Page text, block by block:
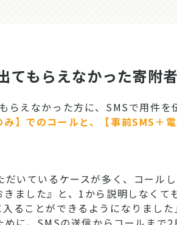
てもらえなかった寄附
らえなかった方に、SMSで用件
み】でのコールと、【事前SMS＋
いているケースが多く、コール
ました』と、1から説明しなくて
ることができるようになりました